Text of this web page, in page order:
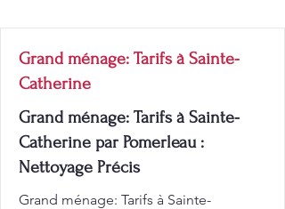
Grand ménage: Tarifs à Sainte-
Catherine
Grand ménage: Tarifs à Sainte-
Catherine par Pomerleau :
Nettoyage Précis
Grand ménage: Tarifs à Sainte-